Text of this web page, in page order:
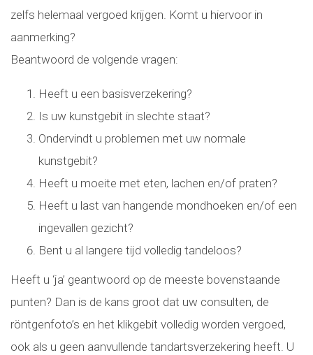
zelfs helemaal vergoed krijgen. Komt u hiervoor in
aanmerking?
Beantwoord de volgende vragen:
Heeft u een basisverzekering?
Is uw kunstgebit in slechte staat?
Ondervindt u problemen met uw normale
kunstgebit?
Heeft u moeite met eten, lachen en/of praten?
Heeft u last van hangende mondhoeken en/of een
ingevallen gezicht?
Bent u al langere tijd volledig tandeloos?
Heeft u ‘ja’ geantwoord op de meeste bovenstaande
punten? Dan is de kans groot dat uw consulten, de
röntgenfoto’s en het klikgebit volledig worden vergoed,
ook als u geen aanvullende tandartsverzekering heeft. U